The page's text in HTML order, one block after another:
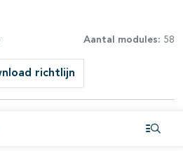
Aantal modules: 58
richtlijn